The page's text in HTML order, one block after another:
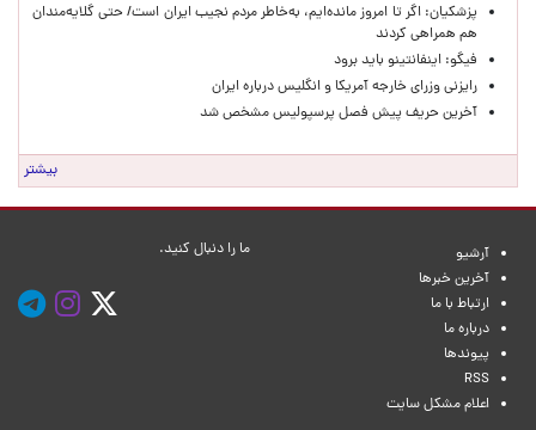
پزشکیان: اگر تا امروز مانده‌ایم، به‌خاطر مردم نجیب ایران است/ حتی گلایه‌مندان
هم همراهی کردند
فیگو: اینفانتینو باید برود
رایزنی وزرای خارجه آمریکا و انگلیس درباره ایران
آخرین حریف پیش فصل پرسپولیس مشخص شد
بیشتر
آرشیو
آخرین خبرها
ارتباط با ما
درباره ما
پیوندها
RSS
اعلام مشکل سایت
ما را دنبال کنید.